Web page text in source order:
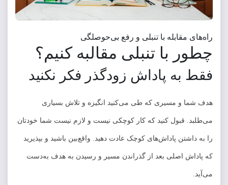
راه‌های مقابله با تنبلی و رفع بی‌حوصلگی
چطور با تنبلی مقالبه کنیم؟
فقط به پاداش زودگذر فکر نکنید
هدف شما و مسیری که طی ‌می‌کنید انگیزه و تلاش بسیاری
می‌طلبد. قبول کنید که کار کوچکی نیست و لازم نیست شما خودتان
را به داشتن پاداش‌های کوچک عادت دهید. واقع‌بین باشید و بپذیرید
که پاداش اصلی بعد از گذراندن مسیر و رسیدن به هدف به‌دست
می‌آید.